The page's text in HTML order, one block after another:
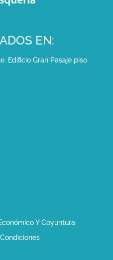
EN:
Edificio Gran Pasaje piso
Y Coyuntura